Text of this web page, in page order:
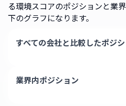
る環境スコアのポジションと業
下のグラフになります。
すべての会社と比較したポジ
業界内ポジション